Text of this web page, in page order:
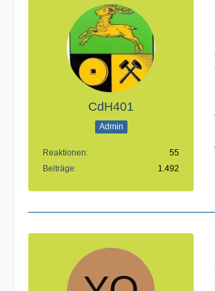
CdH401
Admin
Reaktionen
55
Beiträge
1.492